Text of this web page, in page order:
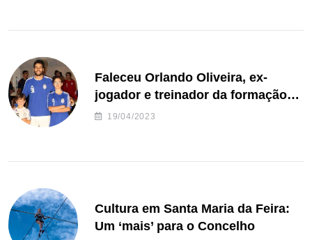
Faleceu Orlando Oliveira, ex-
jogador e treinador da formação
de andebol do Feirense
19/04/2023
Cultura em Santa Maria da Feira:
Um ‘mais’ para o Concelho